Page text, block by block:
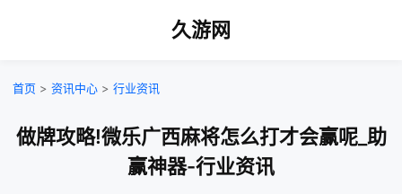
久游网
首页 > 资讯中心 > 行业资讯
做牌攻略!微乐广西麻将怎么打才会赢呢_助
赢神器-行业资讯